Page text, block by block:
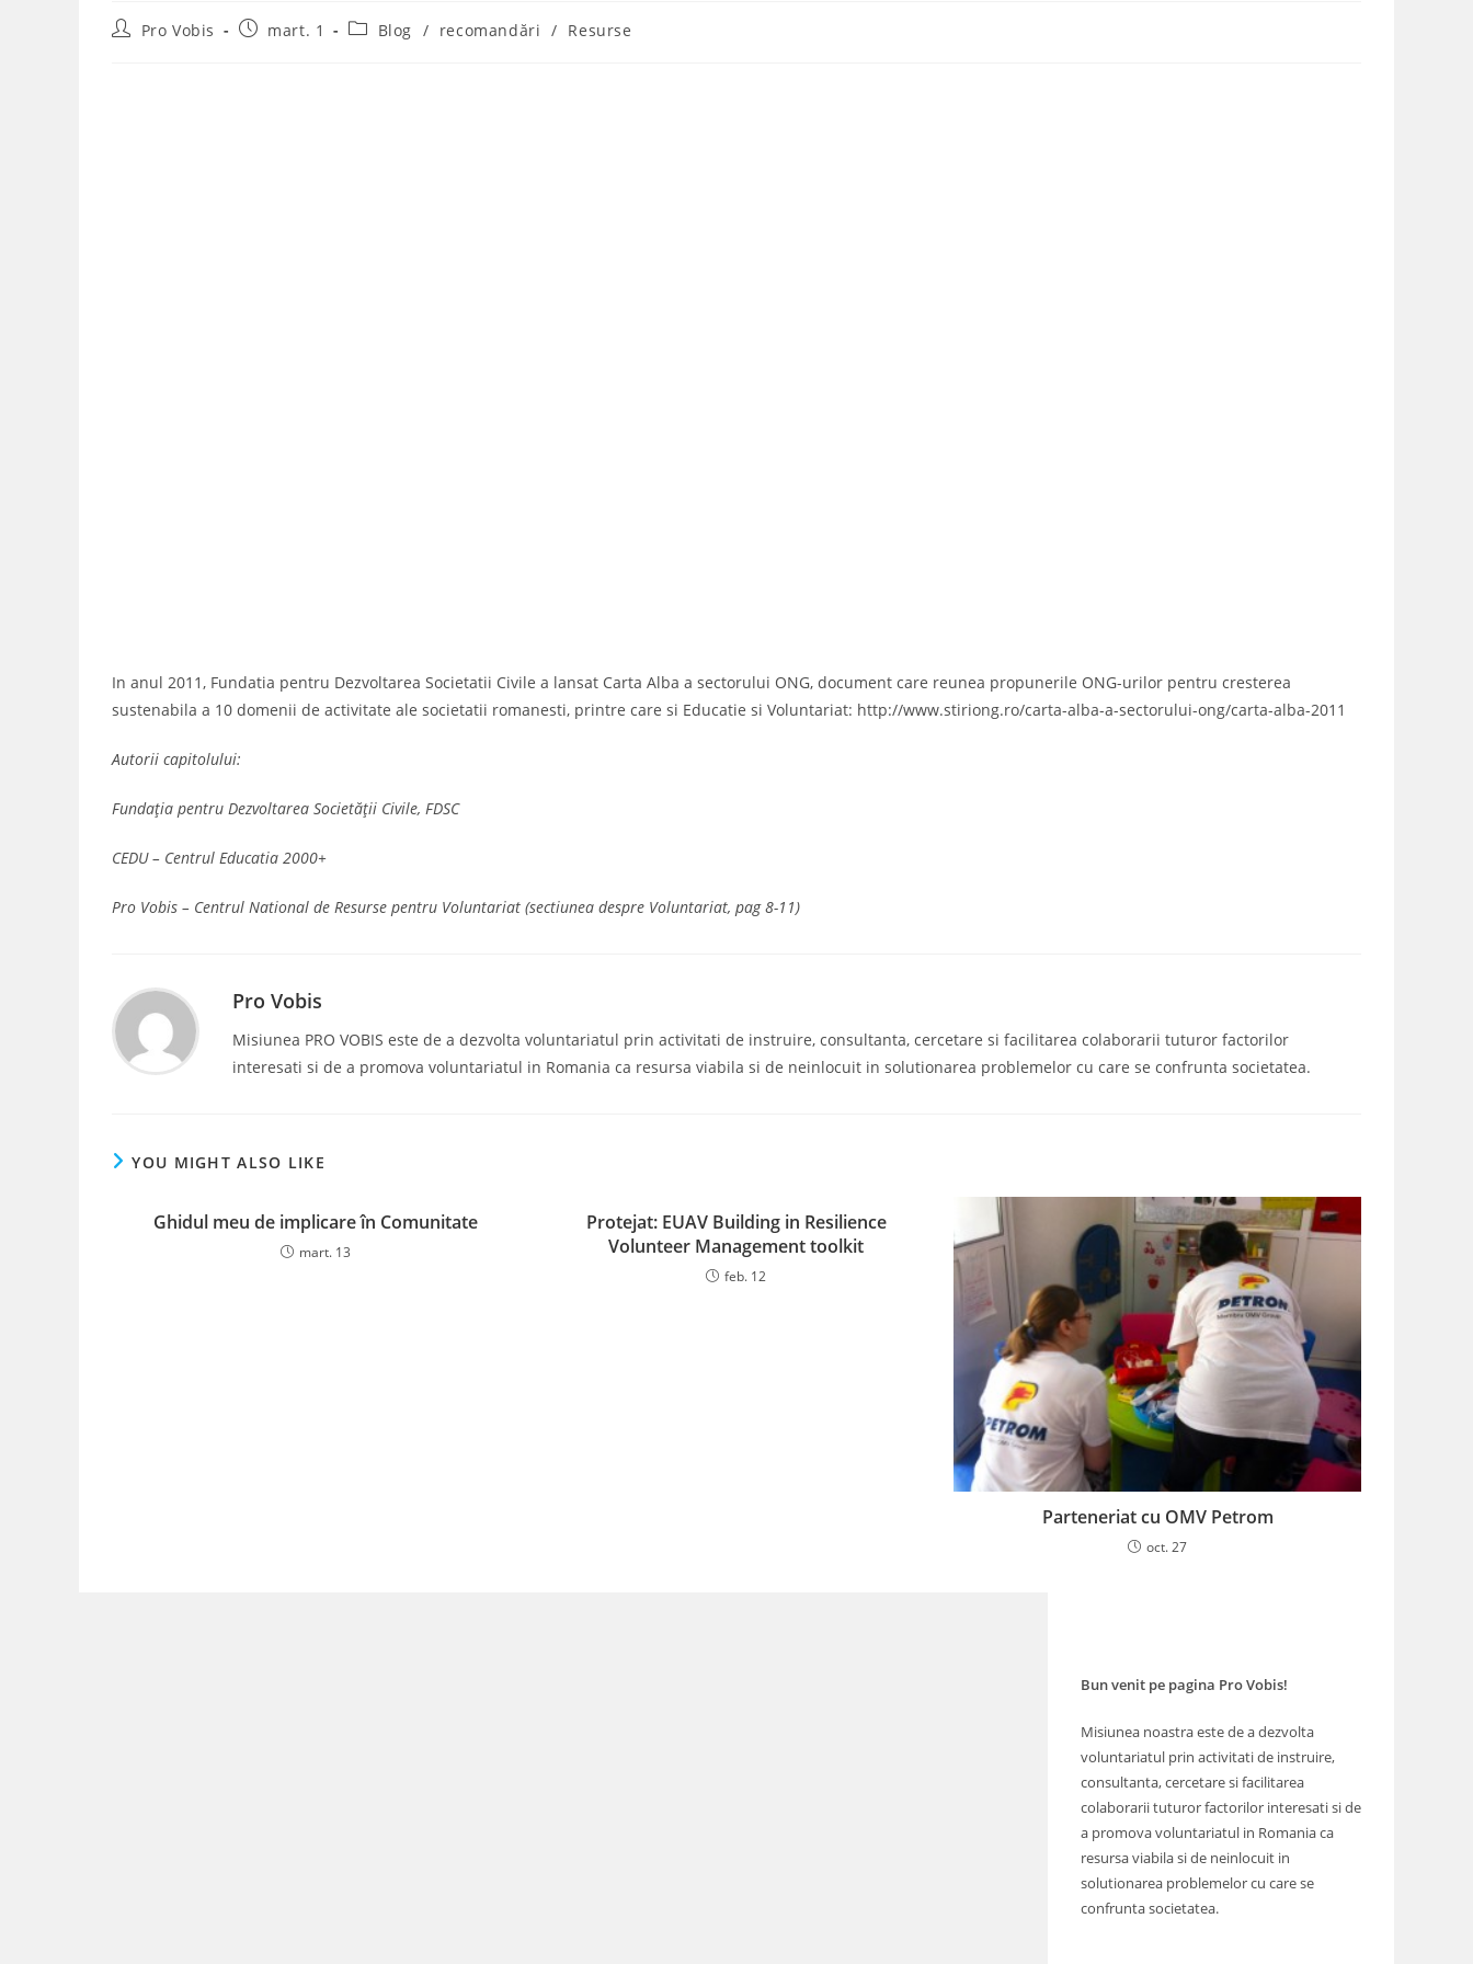
PostPro Vobis
Postmart. 1
PostBlog / recomandări / Resurse
In anul 2011, Fundatia pentru Dezvoltarea Societatii Civile a lansat Carta Alba a sectorului ONG, document care reunea propunerile ONG-urilor pentru cresterea
sustenabila a 10 domenii de activitate ale societatii romanesti, printre care si Educatie si Voluntariat: http://www.stiriong.ro/carta-alba-a-sectorului-ong/carta-alba-2011
Autorii capitolului:
Fundația pentru Dezvoltarea Societății Civile, FDSC
CEDU – Centrul Educatia 2000+
Pro Vobis – Centrul National de Resurse pentru Voluntariat (sectiunea despre Voluntariat, pag 8-11)
Pro Vobis
Misiunea PRO VOBIS este de a dezvolta voluntariatul prin activitati de instruire, consultanta, cercetare si facilitarea colaborarii tuturor factorilor
interesati si de a promova voluntariatul in Romania ca resursa viabila si de neinlocuit in solutionarea problemelor cu care se confrunta societatea.
YOU MIGHT ALSO LIKE
Ghidul meu de implicare în Comunitate
mart. 13
Protejat: EUAV Building in Resilience
Volunteer Management toolkit
feb. 12
Parteneriat cu OMV Petrom
oct. 27
Bun venit pe pagina Pro Vobis!
Misiunea noastra este de a dezvolta
voluntariatul prin activitati de instruire,
consultanta, cercetare si facilitarea
colaborarii tuturor factorilor interesati si de
a promova voluntariatul in Romania ca
resursa viabila si de neinlocuit in
solutionarea problemelor cu care se
confrunta societatea.